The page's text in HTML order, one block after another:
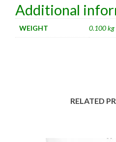
Additional
WEIGHT 0.100 kg
RELATED